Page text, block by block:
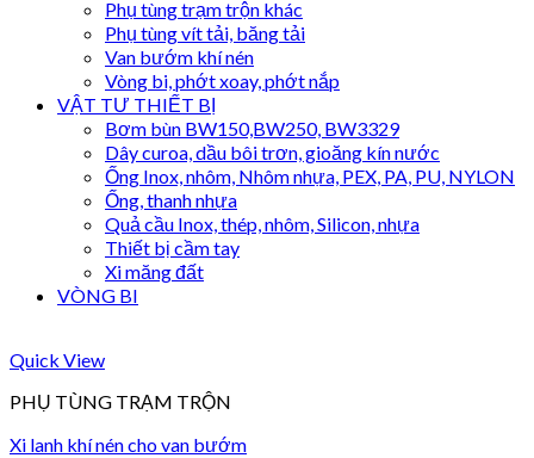
Phụ tùng trạm trộn khác
Phụ tùng vít tải, băng tải
Van bướm khí nén
Vòng bi, phớt xoay, phớt nắp
VẬT TƯ THIẾT BỊ
Bơm bùn BW150,BW250, BW3329
Dây curoa, dầu bôi trơn, gioăng kín nước
Ống Inox, nhôm, Nhôm nhựa, PEX, PA, PU, NYLON
Ống, thanh nhựa
Quả cầu Inox, thép, nhôm, Silicon, nhựa
Thiết bị cầm tay
Xi măng đất
VÒNG BI
Quick View
PHỤ TÙNG TRẠM TRỘN
Xi lanh khí nén cho van bướm